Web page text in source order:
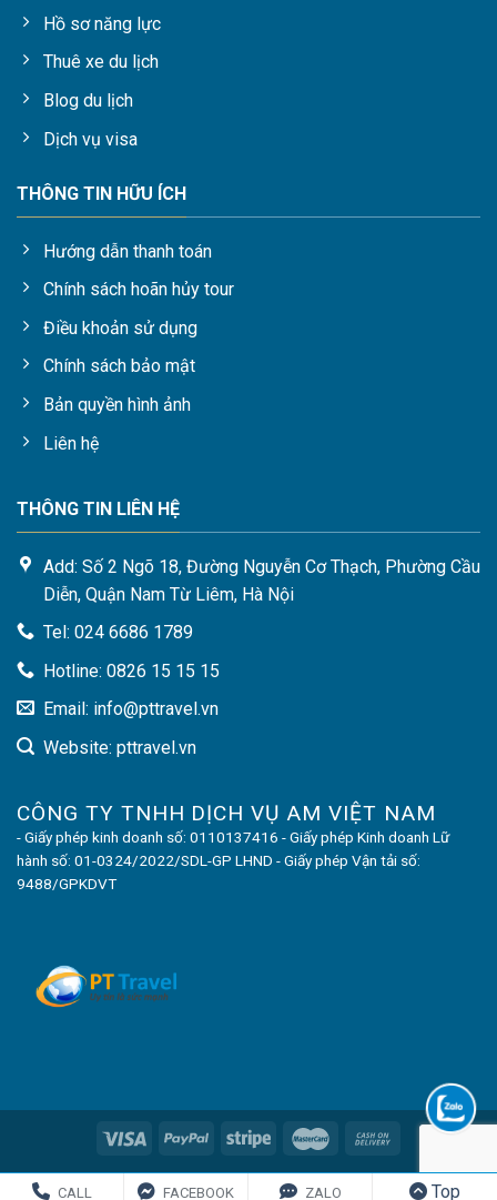
Hồ sơ năng lực
Thuê xe du lịch
Blog du lịch
Dịch vụ visa
THÔNG TIN HỮU ÍCH
Hướng dẫn thanh toán
Chính sách hoãn hủy tour
Điều khoản sử dụng
Chính sách bảo mật
Bản quyền hình ảnh
Liên hệ
THÔNG TIN LIÊN HỆ
Add: Số 2 Ngõ 18, Đường Nguyễn Cơ Thạch, Phường Cầu
Diễn, Quận Nam Từ Liêm, Hà Nội
Tel: 024 6686 1789
Hotline: 0826 15 15 15
Email: info@pttravel.vn
Website: pttravel.vn
CÔNG TY TNHH DỊCH VỤ AM VIỆT NAM
- Giấy phép kinh doanh số: 0110137416 - Giấy phép Kinh doanh Lữ
hành số: 01-0324/2022/SDL-GP LHND - Giấy phép Vận tải số:
9488/GPKDVT
Copyright 2020 © PT Travel Company
CALL FACEBOOK ZALO Top